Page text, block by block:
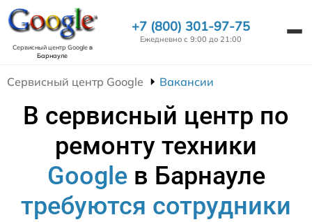
Сервисный центр Googleв
Барнауле
+7 (800) 301-97-75
Ежедневно с 9:00 до 21:00
Сервисный центр Google Вакансии
В сервисный центр по
ремонту техники
Google в Барнауле
требуются сотрудники